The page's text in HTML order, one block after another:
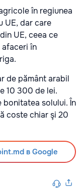
în regiunea
UE, dar care
UE, ceea ce
în
de pământ arabil
10 300 de lei.
solului. În
coste chiar şi 20
в Google